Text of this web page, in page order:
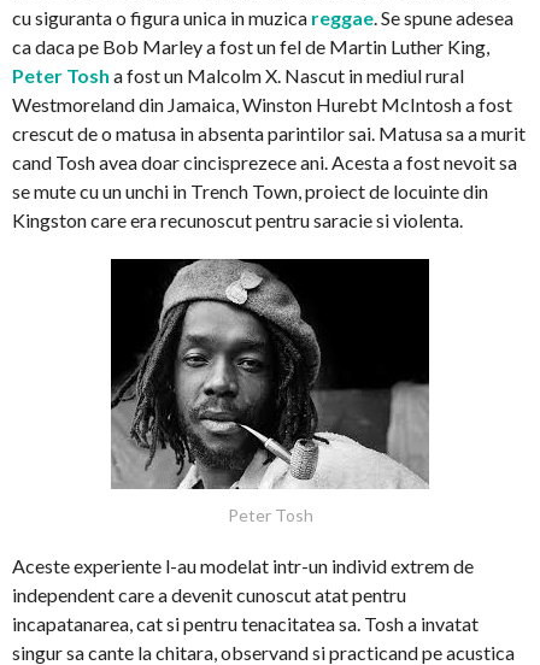
cu siguranta o figura unica in muzica reggae . Se spune adesea
ca daca pe Bob Marley a fost un fel de Martin Luther King,
Peter Tosh a fost un Malcolm X. Nascut in mediul rural
Westmoreland din Jamaica, Winston Hurebt McIntosh a fost
crescut de o matusa in absenta parintilor sai. Matusa sa a murit
cand Tosh avea doar cincisprezece ani. Acesta a fost nevoit sa
se mute cu un unchi in Trench Town, proiect de locuinte din
Kingston care era recunoscut pentru saracie si violenta.
Peter Tosh
Aceste experiente l-au modelat intr-un individ extrem de
independent care a devenit cunoscut atat pentru
incapatanarea, cat si pentru tenacitatea sa. Tosh a invatat
singur sa cante la chitara, observand si practicand pe acustica